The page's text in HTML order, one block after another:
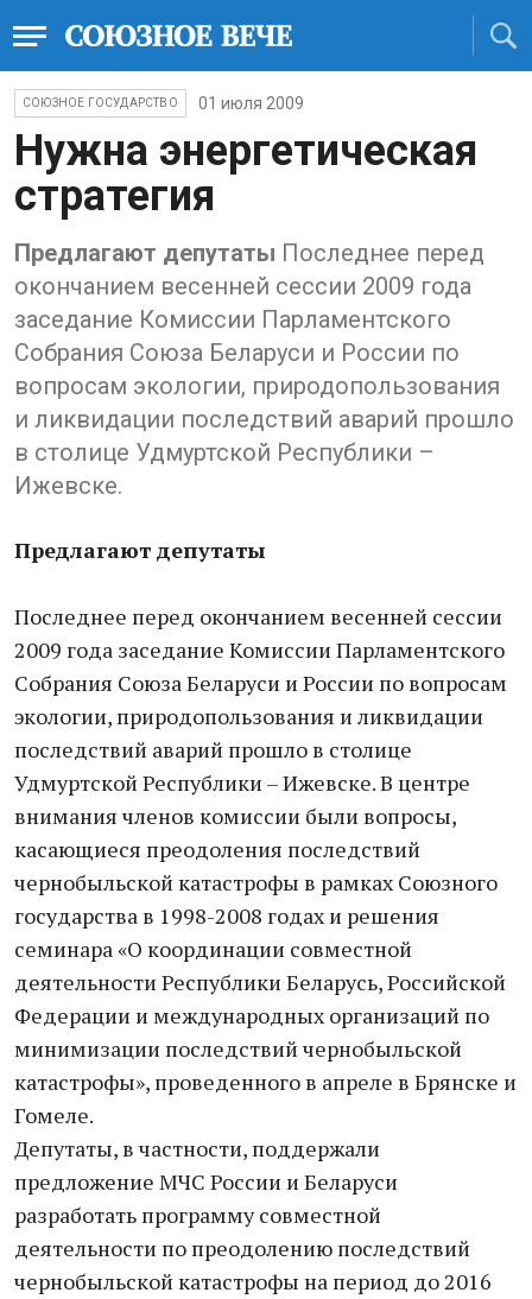
СОЮЗНОЕ ГОСУДАРСТВО 01 июля 2009
Нужна энергетическая
стратегия
Предлагают депутаты Последнее перед
окончанием весенней сессии 2009 года
заседание Комиссии Парламентского
Собрания Союза Беларуси и России по
вопросам экологии, природопользования
и ликвидации последствий аварий прошло
в столице Удмуртской Республики –
Ижевске.
Предлагают депутаты
Последнее перед окончанием весенней сессии
2009 года заседание Комиссии Парламентского
Собрания Союза Беларуси и России по вопросам
экологии, природопользования и ликвидации
последствий аварий прошло в столице
Удмуртской Республики – Ижевске. В центре
внимания членов комиссии были вопросы,
касающиеся преодоления последствий
чернобыльской катастрофы в рамках Союзного
государства в 1998-2008 годах и решения
семинара «О координации совместной
деятельности Республики Беларусь, Российской
Федерации и международных организаций по
минимизации последствий чернобыльской
катастрофы», проведенного в апреле в Брянске и
Гомеле.
Депутаты, в частности, поддержали
предложение МЧС России и Беларуси
разработать программу совместной
деятельности по преодолению последствий
чернобыльской катастрофы на период до 2016